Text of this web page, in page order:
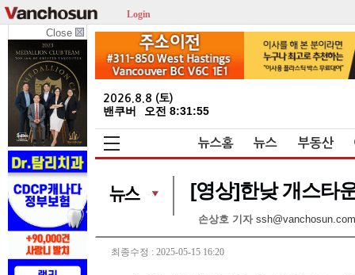
Login
Close
2026.8.8 (토)
밴쿠버 오전 8:31:56
뉴스홈 뉴스 부동산
[영상]한낮 개스타
손상호 기자 ssh@vanchosun.com
최종수정 : 2025-05-15 16:20